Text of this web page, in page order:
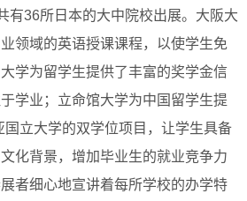
有36所日本的大中院校出展。大阪大
领域的英语授课课程，以使学生免
学为留学生提供了丰富的奖学金信
学业；立命馆大学为中国留学生提
立大学的双学位项目，让学生具备
化背景，增加毕业生的就业竞争力
者细心地宣讲着每所学校的办学特